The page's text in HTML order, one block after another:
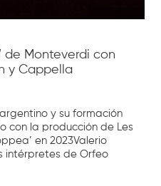
de Monteverdi con
y Cappella
y su formación
con la producción de Les
en 2023Valerio
intérpretes de Orfeo